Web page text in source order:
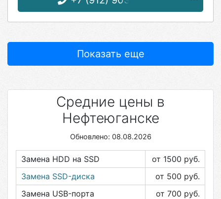
Показать еще
Средние цены в
Нефтеюганске
Обновлено: 08.08.2026
Замена HDD на SSD от 1500 руб.
Замена SSD-диска
от 500 руб.
Замена USB-порта
от 700 руб.